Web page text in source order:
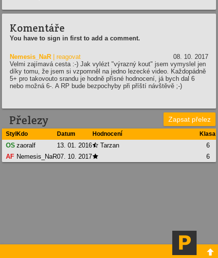
Komentáře
You have to sign in first to add a comment.
Nemesis_NaR | reagovat
08. 10. 2017
Velmi zajímavá cesta :-) Jak vylézt "výrazný kout" jsem vymyslel jen
díky tomu, že jsem si vzpomněl na jedno lezecké video. Každopádně
5+ pro takovouto srandu je hodně přísné hodnocení, já bych dal 6
nebo možná 6-. A RP bude bezpochyby při příští návštěvě ;-)
Přelezy Zapsat přelez
StylKdo Datum Hodnocení Klasa
OS zaoralf 13. 01. 2016 Tarzan
6
AF Nemesis_NaR07. 10. 2017 6
